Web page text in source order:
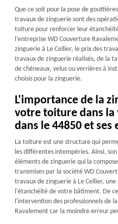
Que ce soit pour la pose de
travaux de zinguerie sont des
toiture pour renforcer leur
l’entreprise WD Couverture
zinguerie à Le Cellier, le prix des
travaux de zinguerie réalisés, de la
de chéneaux, velus ou verrières à
choisis pour la zinguerie.
L'importance de la
votre toiture dans la
dans le 44850 et ses
La toiture est une structure qui
les différentes intempéries. Ainsi,
éléments de zinguerie qui la
transmises par la société WD
travaux de zinguerie à Le Cellier,
l'étanchéité de votre bâtiment. De
l'intervention des professionnels de
Ravalement car la moindre erreur